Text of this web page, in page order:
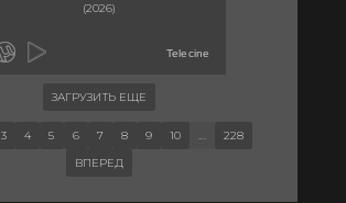
(2026)
Telecine
ЗАГРУЗИТЬ ЕЩЕ
3 4 5 6 7 8 9 10 ...
228
ВПЕРЕД